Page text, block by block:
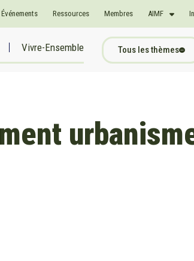
Événements Ressources Membres AIMF
Vivre-Ensemble Tous les thèmes